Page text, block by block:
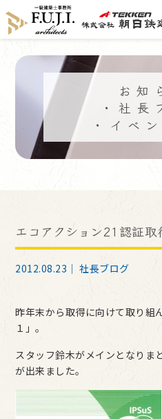
お知
・社長
・イベ
エコアクション21認証取
2012.08.23｜社長ブログ
昨年末から取得に向けて取り組
１」。
スタッフ鈴木がメインとなりま
が出来ました。